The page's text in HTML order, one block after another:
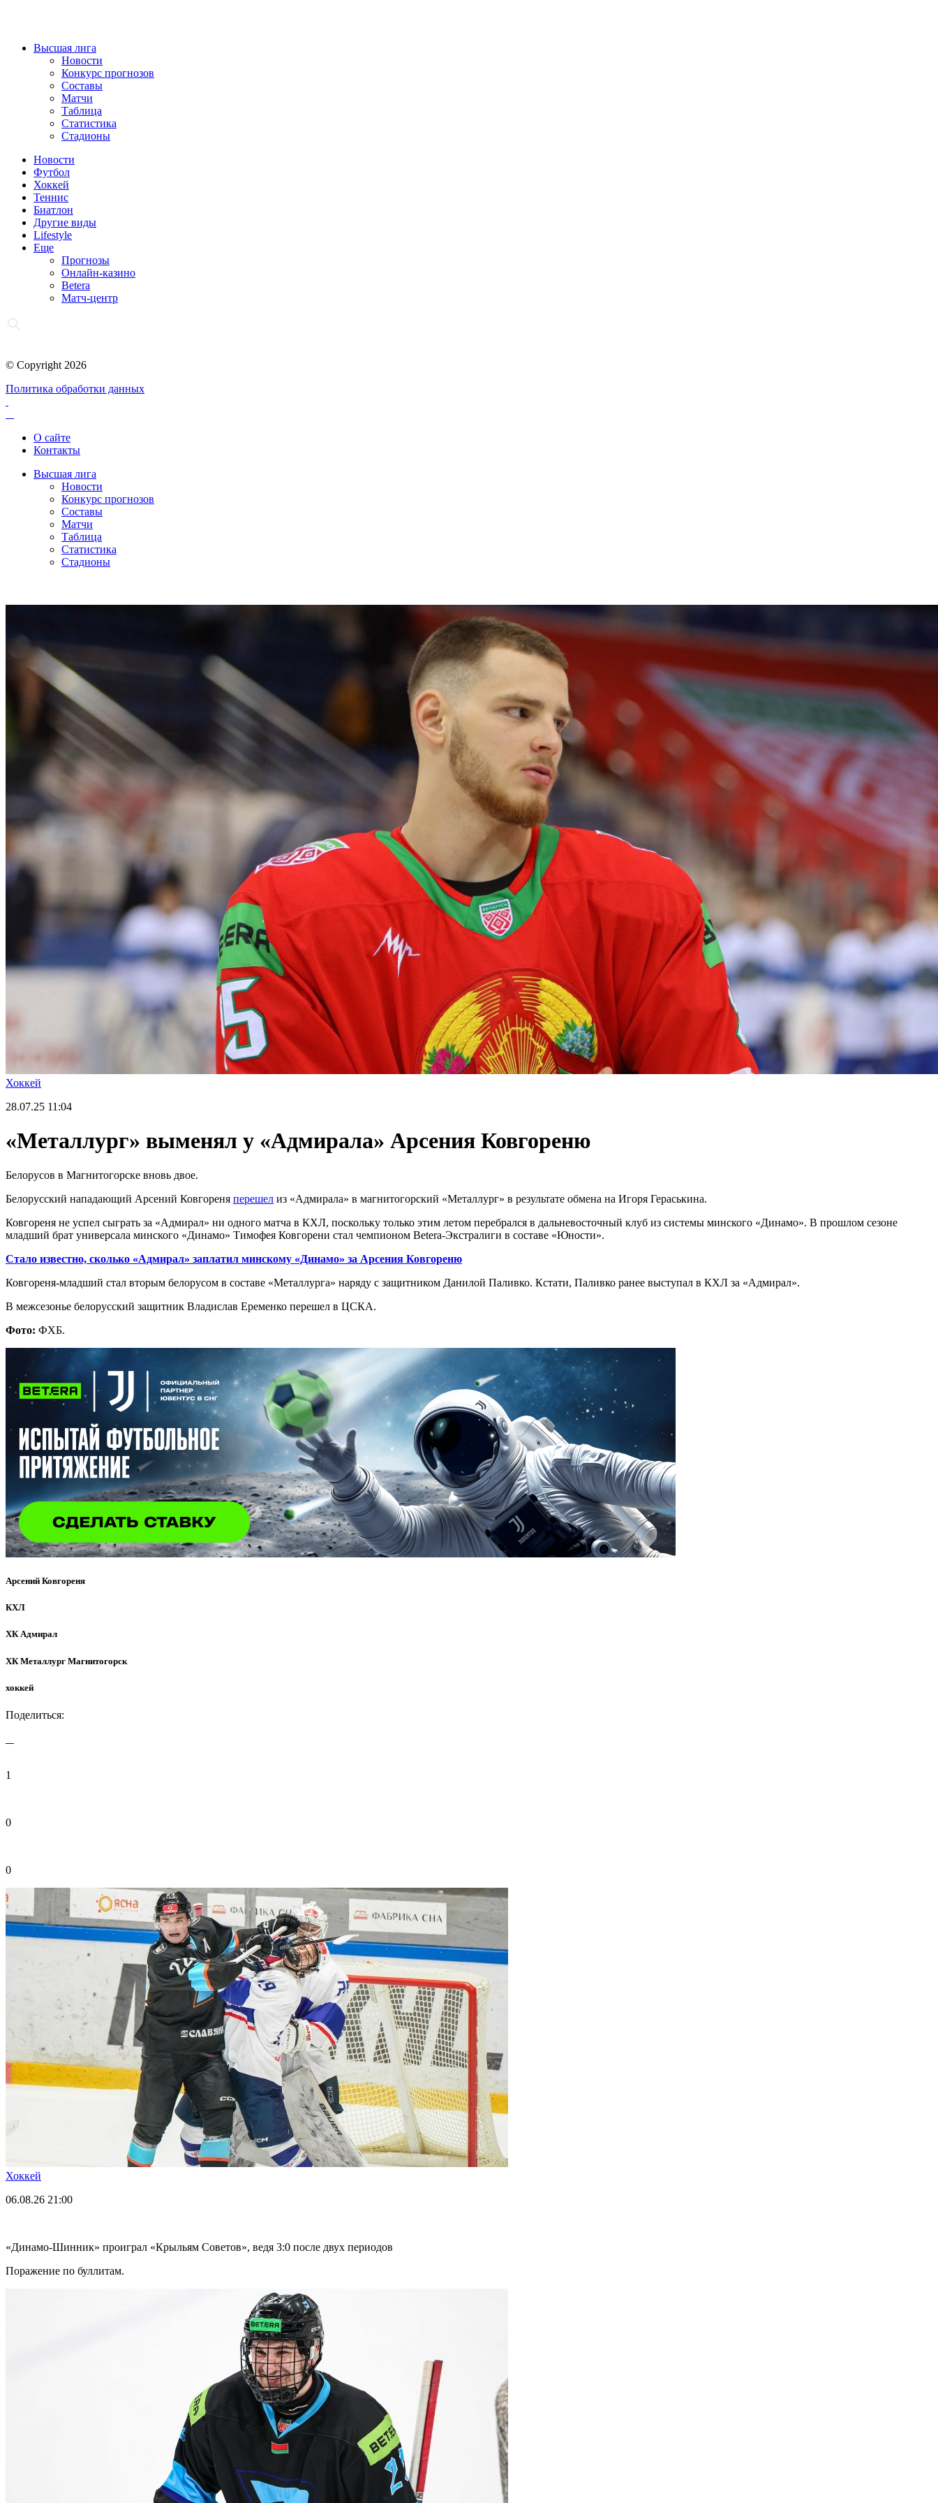
Высшая лига
Новости
Конкурс прогнозов
Составы
Матчи
Таблица
Статистика
Стадионы
Новости
Футбол
Хоккей
Теннис
Биатлон
Другие виды
Lifestyle
Еще
Прогнозы
Онлайн-казино
Betera
Матч-центр
© Copyright 2026
Политика обработки данных
О сайте
Контакты
Высшая лига
Новости
Конкурс прогнозов
Составы
Матчи
Таблица
Статистика
Стадионы
Хоккей
28.07.25 11:04
«Металлург» выменял у «Адмирала» Арсения Ковгореню
Белорусов в Магнитогорске вновь двое.
Белорусский нападающий Арсений Ковгореня перешел из «Адмирала» в магнитогорский «Металлург» в результате обмена на Игоря Гераськина.
Ковгореня не успел сыграть за «Адмирал» ни одного матча в КХЛ, поскольку только этим летом перебрался в дальневосточный клуб из системы минского «Динамо». В прошлом сезоне
младший брат универсала минского «Динамо» Тимофея Ковгорени стал чемпионом Betera-Экстралиги в составе «Юности».
Стало известно, сколько «Адмирал» заплатил минскому «Динамо» за Арсения Ковгореню
Ковгореня-младший стал вторым белорусом в составе «Металлурга» наряду с защитником Данилой Паливко. Кстати, Паливко ранее выступал в КХЛ за «Адмирал».
В межсезонье белорусский защитник Владислав Еременко перешел в ЦСКА.
Фото: ФХБ.
Арсений Ковгореня
КХЛ
ХК Адмирал
ХК Металлург Магнитогорск
хоккей
Поделиться:
1
0
0
Хоккей
06.08.26 21:00
«Динамо-Шинник» проиграл «Крыльям Советов», ведя 3:0 после двух периодов
Поражение по буллитам.